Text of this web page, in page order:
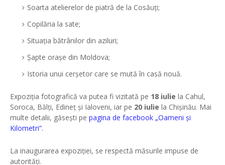
Soarta atelierelor de piatră de la Cosăuți;
Copilăria la sate;
Situația bătrânilor din aziluri;
Șapte orașe din Moldova;
Istoria unui cerșetor care se mută în casă nouă.
Expoziția fotografică va putea fi vizitată pe 18 iulie la Cahul,
Soroca, Bălți, Edineț și Ialoveni, iar pe 20 iulie la Chișinău. Mai
multe detalii, găsești pe pagina de facebook „Oameni și
Kilometri”.
La inaugurarea expoziției, se respectă măsurile impuse de
autorități.